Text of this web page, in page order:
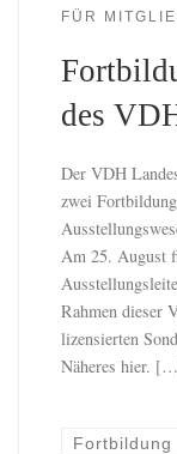
FÜR
des
Der VDH
zwei
Am 25. August
Rahmen dieser
lizensierten
Näheres hier.
Fortbildung